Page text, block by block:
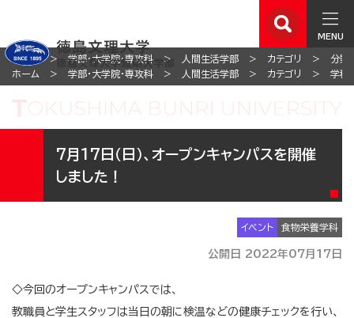
MENU
ホーム 学部・大学院・専攻科 人間生活学部 カテゴリ
分野
ホーム
学部・大学院・専攻科 人間生活学部 カテゴリ 学科
7月17日（日）、オープンキャンパスを開催
しました！
イベント 食物栄養学科
公開日 2022年07月17日
◇今回のオープンキャンパスでは、
教職員と学生スタッフは当日の朝に検温などの健康チェックを行い、